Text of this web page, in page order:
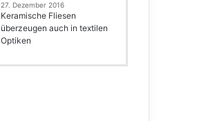
27. Dezember 2016
Keramische Fliesen
überzeugen auch in textilen
Optiken